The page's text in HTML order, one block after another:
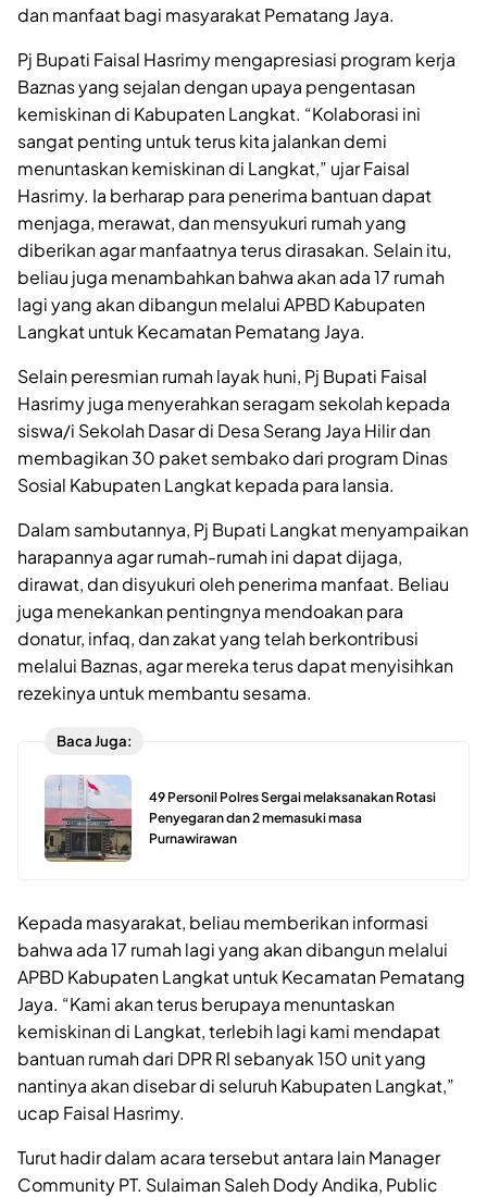
dan manfaat bagi masyarakat Pematang Jaya.
Pj Bupati Faisal Hasrimy mengapresiasi program kerja
Baznas yang sejalan dengan upaya pengentasan
kemiskinan di Kabupaten Langkat. “Kolaborasi ini
sangat penting untuk terus kita jalankan demi
menuntaskan kemiskinan di Langkat,” ujar Faisal
Hasrimy. Ia berharap para penerima bantuan dapat
menjaga, merawat, dan mensyukuri rumah yang
diberikan agar manfaatnya terus dirasakan. Selain itu,
beliau juga menambahkan bahwa akan ada 17 rumah
lagi yang akan dibangun melalui APBD Kabupaten
Langkat untuk Kecamatan Pematang Jaya.
Selain peresmian rumah layak huni, Pj Bupati Faisal
Hasrimy juga menyerahkan seragam sekolah kepada
siswa/i Sekolah Dasar di Desa Serang Jaya Hilir dan
membagikan 30 paket sembako dari program Dinas
Sosial Kabupaten Langkat kepada para lansia.
Dalam sambutannya, Pj Bupati Langkat menyampaikan
harapannya agar rumah-rumah ini dapat dijaga,
dirawat, dan disyukuri oleh penerima manfaat. Beliau
juga menekankan pentingnya mendoakan para
donatur, infaq, dan zakat yang telah berkontribusi
melalui Baznas, agar mereka terus dapat menyisihkan
rezekinya untuk membantu sesama.
Baca Juga:
49 Personil Polres Sergai melaksanakan Rotasi
Penyegaran dan 2 memasuki masa
Purnawirawan
Kepada masyarakat, beliau memberikan informasi
bahwa ada 17 rumah lagi yang akan dibangun melalui
APBD Kabupaten Langkat untuk Kecamatan Pematang
Jaya. “Kami akan terus berupaya menuntaskan
kemiskinan di Langkat, terlebih lagi kami mendapat
bantuan rumah dari DPR RI sebanyak 150 unit yang
nantinya akan disebar di seluruh Kabupaten Langkat,”
ucap Faisal Hasrimy.
Turut hadir dalam acara tersebut antara lain Manager
Community PT. Sulaiman Saleh Dody Andika, Public